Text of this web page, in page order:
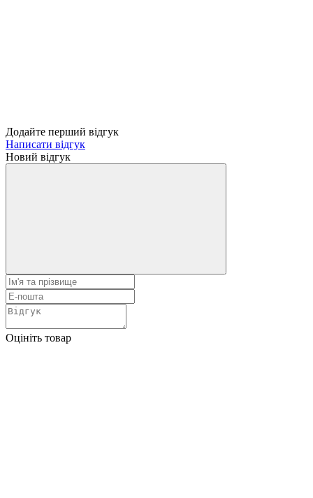
Додайте перший відгук
Написати відгук
Новий відгук
Оцініть товар